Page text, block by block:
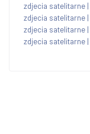
zdjecia satelitarne |
zdjecia satelitarne |
zdjecia satelitarne |
zdjecia satelitarne |